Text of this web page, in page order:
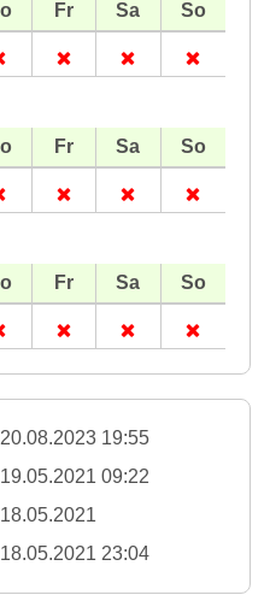
20.08.2023 19:55
19.05.2021 09:22
18.05.2021
18.05.2021 23:04